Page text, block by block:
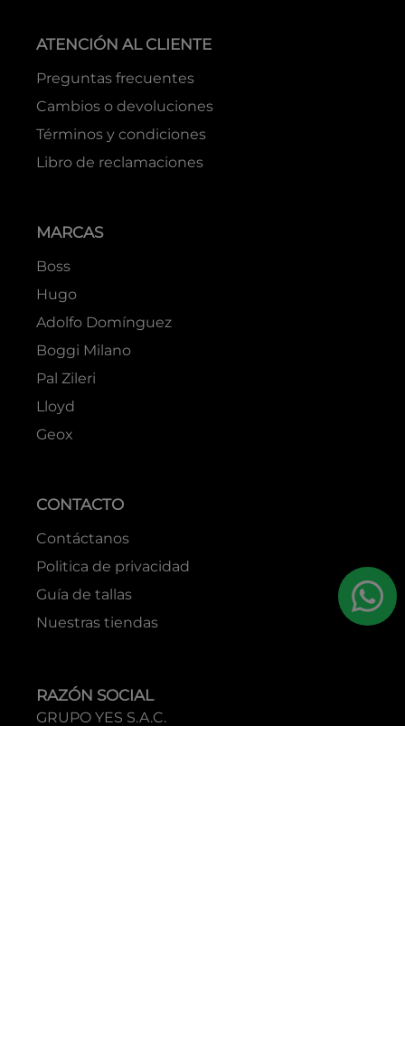
ATENCIÓN AL CLIENTE
Preguntas frecuentes
Cambios o devoluciones
Términos y condiciones
Libro de reclamaciones
MARCAS
Boss
Hugo
Adolfo Domínguez
Boggi Milano
Pal Zileri
Lloyd
Geox
CONTACTO
Contáctanos
Politica de privacidad
Guía de tallas
Nuestras tiendas
RAZÓN SOCIAL
GRUPO YES S.A.C.